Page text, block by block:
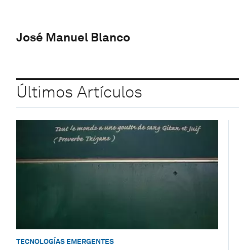
José Manuel Blanco
Últimos Artículos
TECNOLOGÍAS EMERGENTES